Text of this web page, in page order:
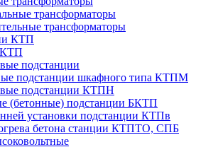
трансформаторы
трансформаторы
КТП
подстанции
подстанции шкафного типа КТПМ
подстанции КТПН
(бетонные) подстанции БКТП
установки подстанции КТПв
бетона станции КТПТО, СПБ